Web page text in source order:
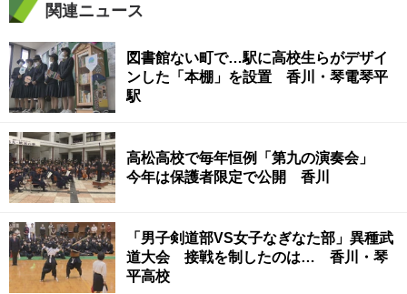
関連ニュース
図書館ない町で…駅に高校生らがデザイ
ンした「本棚」を設置 香川・琴電琴平
駅
高松高校で毎年恒例「第九の演奏会」
今年は保護者限定で公開 香川
「男子剣道部VS女子なぎなた部」異種武
道大会 接戦を制したのは… 香川・琴
平高校